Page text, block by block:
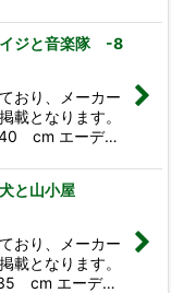
ジと音楽隊 -8
おり、メーカー
載となります。
エーデ…
と山小屋
おり、メーカー
載となります。
エーデ…